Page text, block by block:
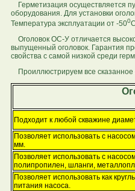
Герметизация осуществляется
оборудования. Для установки
Температура эксплуатации от -500
Оголовок ОС-У отличается
выпущенный оголовок. Гарантия
свойства с самой низкой среди
Проиллюстрируем все
Подходит к любой скважине
Позволяет использовать с
мм.
Позволяет использовать с
полипропилен, шланги,
Позволяет использовать как
питания насоса.